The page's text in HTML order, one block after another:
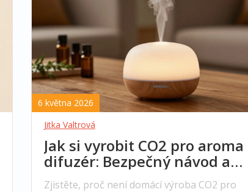
6 května 2026
Jitka Valtrová
Jak si vyrobit CO2 pro aroma
difuzér: Bezpečný návod a
alternativy
Zjistěte, proč není domácí výroba CO2 pro